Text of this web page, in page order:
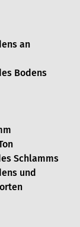
an
Bodens
Schlamms
und